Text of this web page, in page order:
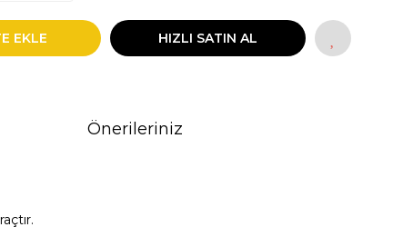
EKLE HIZLI SATIN AL
Önerileriniz